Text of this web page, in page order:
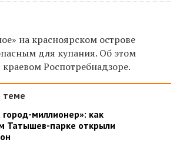
на красноярском острове
для купания. Об этом
Роспотребнадзоре.
теме
миллионер»: как
Татышев-парке открыли